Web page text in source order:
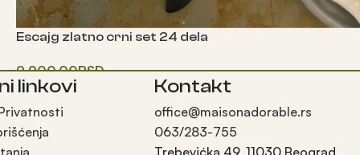
Escajg zlatno crni set 24 dela
9,900.00RSD
Додај у корпу
linkovi Kontakt
office@maisonadorable.rs
063/283-755
Trebevićka 49, 11030 Beograd